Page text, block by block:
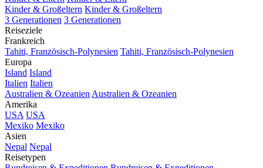
Kinder & Großeltern Kinder & Großeltern
3 Generationen 3 Generationen
Reiseziele
Frankreich
Tahiti, Französisch-Polynesien Tahiti, Französisch-Polynesien
Europa
Island Island
Italien Italien
Australien & Ozeanien Australien & Ozeanien
Amerika
USA USA
Mexiko Mexiko
Asien
Nepal Nepal
Reisetypen